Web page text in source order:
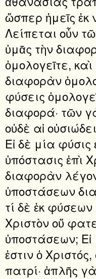
ὥσπερ ἡμεῖς ἐκ
Λείπεται οὖν
ὑμᾶς τὴν
ὁμολογεῖτε,
διαφορὰν
φύσεις
διαφορά· τῶν
οὐδὲ αἱ
Εἰ δὲ μία
ὑπόστασις ἐπὶ
διαφορὰν
ὑποστάσεων
τί δὲ ἐκ
Χριστὸν οὔ
ὑποστάσεων;
ἐστιν ὁ
πατρί· ἁπλῆς